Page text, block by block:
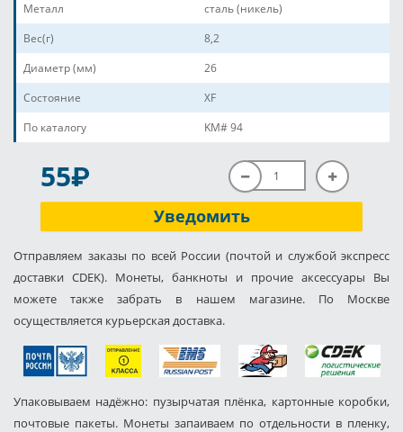
Металл
сталь (никель)
Вес(г)
8,2
Диаметр (мм)
26
Состояние
XF
По каталогу
KM# 94
55P
Уведомить
Отправляем заказы по всей России (почтой и службой экспресс
доставки CDEK). Монеты, банкноты и прочие аксессуары Вы
можете также забрать в нашем магазине. По Москве
осуществляется курьерская доставка.
Упаковываем надёжно: пузырчатая плёнка, картонные коробки,
почтовые пакеты. Монеты запаиваем по отдельности в пленку,